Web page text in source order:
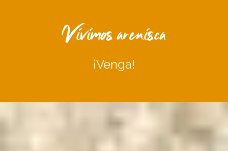
Vivimos arenisca
¡Venga!